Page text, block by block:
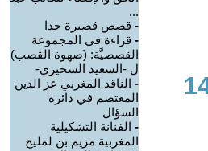
...
- قصص قصيرة جدا
- قراءة في المجموعة
القصصيَّة: (صهوة القصب)
ل -السعيد السخيري-
- الناقد المغربي عز الدين
المعتصم في دائرة
السؤال
- الفنانة التشكيلية
المغربية مريم بن لمليح